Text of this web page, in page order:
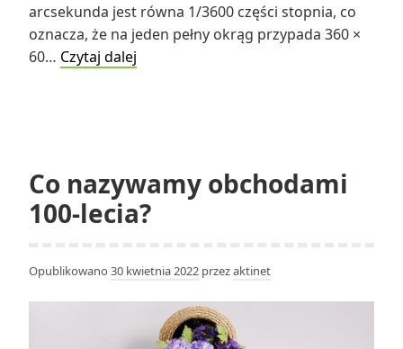
arcsekunda jest równa 1/3600 części stopnia, co
oznacza, że na jeden pełny okrąg przypada 360 ×
60… Czytaj dalej
minuta?
Co nazywamy obchodami
100-lecia?
Opublikowano 30 kwietnia 2022 przezaktinet